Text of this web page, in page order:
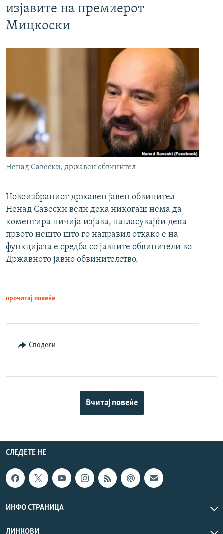
изјавите на премиерот
Мицкоски
Ненад Савески, државен обвинител
Новоизбраниот државен јавен обвинител
Ненад Савески вели дека никогаш нема да
коментира ничија изјава, нагласувајќи дека
првото нешто што го направил откако е на
функцијата е средба со јавните обвинители во
Државното јавно обвинителство.
прочитај повеќе
Сподели
Вчитај повеќе
СЛЕДЕТЕ НЕ
ИНФО СТРАНИЦА
ЛИНКОВИ